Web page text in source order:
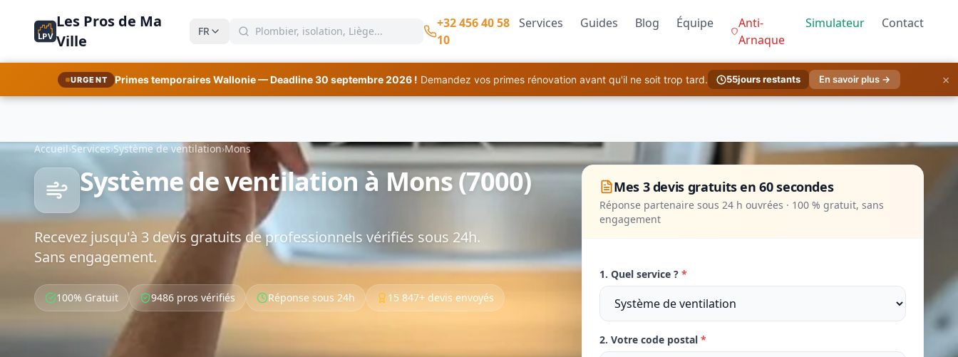
LPV
Les Pros de Ma
Ville
FR
+32 456 40 58
10
Services Guides Blog Équipe
Anti-
Arnaque
Simulateur Contact
URGENT Primes temporaires Wallonie — Deadline 30 septembre 2026 ! Demandez vos primes rénovation avant qu'il ne soit trop tard. 55jours restants En savoir plus → ×
Accueil›Services›Système de ventilation›Mons
Système de ventilation à Mons (7000)
Recevez jusqu'à 3 devis gratuits de professionnels vérifiés sous 24h.
Sans engagement.
100% Gratuit 9486 pros vérifiés Réponse sous 24h 15 847+ devis envoyés
Mes 3 devis gratuits en 60 secondes
Réponse partenaire sous 24 h ouvrées · 100 % gratuit, sans
engagement
1. Quel service ? *
2. Votre code postal *